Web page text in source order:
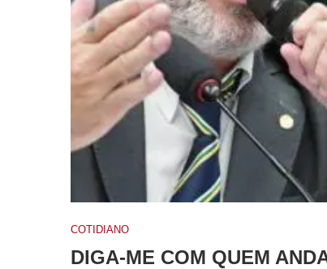
COTIDIANO
DIGA-ME COM QUEM